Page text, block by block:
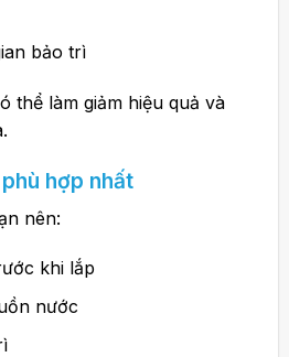
bảo trì
thể làm giảm hiệu quả và
hợp nhất
nên:
khi lắp
nước